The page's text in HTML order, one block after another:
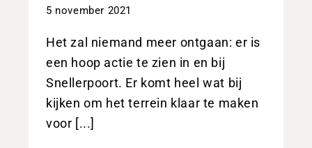
5 november 2021
Het zal niemand meer ontgaan: er is
een hoop actie te zien in en bij
Snellerpoort. Er komt heel wat bij
kijken om het terrein klaar te maken
voor [...]